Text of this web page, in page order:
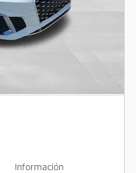
Información